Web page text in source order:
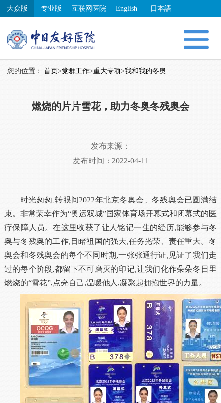
大众版 专业版 互联网医院 English 日本語
您的位置： 首页>党群工作>重大专项>我和我的冬奥
燃烧的片片雪花，助力冬奥冬残奥会
发布来源：
发布时间：2022-04-11
时光匆匆,转眼间2022年北京冬奥会、冬残奥会已圆满结
束。非常荣幸作为“奥运双城”国家体育场开幕式和闭幕式的医
疗保障人员。在这里收获了让人铭记一生的经历,能够参与冬
奥与冬残奥的工作,目睹祖国的强大,任务光荣、责任重大。冬
奥会和冬残奥会的每个不同时期,一张张通行证,见证了我们走
过的每个阶段,都留下不可磨灭的印记,让我们化作朵朵冬日里
燃烧的“雪花”,点亮自己,温暖他人,凝聚起拥抱世界的力量。